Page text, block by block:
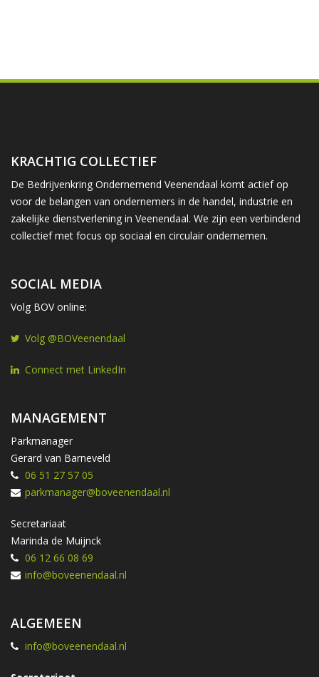
KRACHTIG COLLECTIEF
De Bedrijvenkring Ondernemend Veenendaal komt actief op
voor de belangen van ondernemers in de handel, industrie en
zakelijke dienstverlening in Veenendaal. We zijn een verbindend
collectief met focus op sociaal en circulair ondernemen.
SOCIAL MEDIA
Volg BOV online:
Volg @BOVeenendaal
Connect met LinkedIn
MANAGEMENT
Parkmanager
Gerard van Barneveld
06 51 27 57 05
parkmanager@boveenendaal.nl
Secretariaat
Marinda de Muijnck
06 12 66 08 69
info@boveenendaal.nl
ALGEMEEN
info@boveenendaal.nl